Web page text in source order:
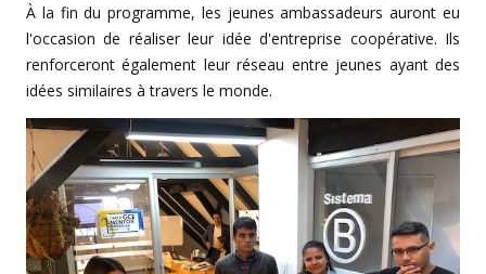
À la fin du programme, les jeunes ambassadeurs auront eu
l'occasion de réaliser leur idée d'entreprise coopérative. Ils
renforceront également leur réseau entre jeunes ayant des
idées similaires à travers le monde.